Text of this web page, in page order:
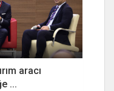
aracı
...